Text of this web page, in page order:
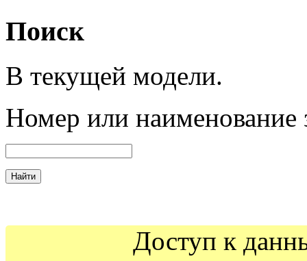
Поиск
В текущей модели.
Номер или наименование
Доступ к